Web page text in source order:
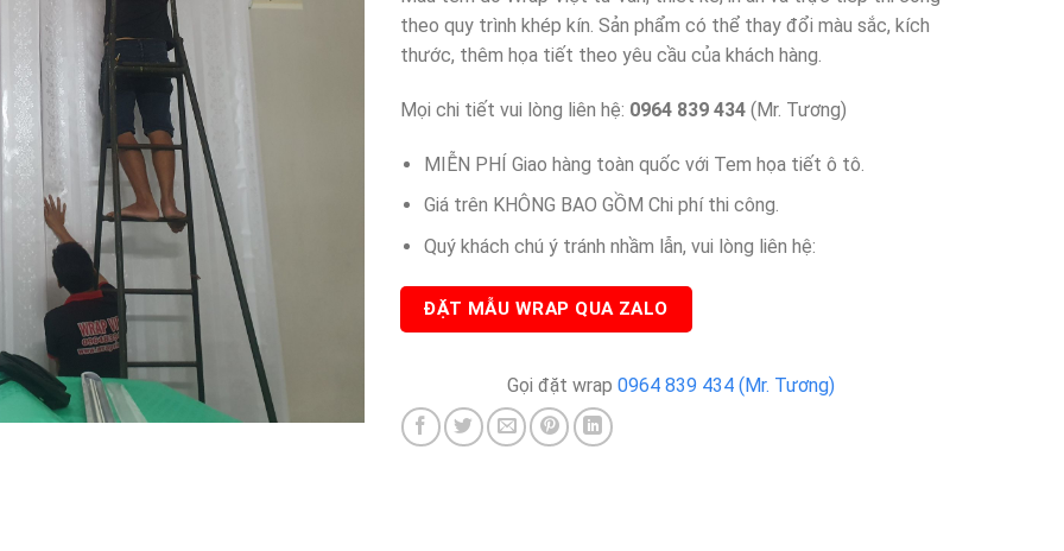
theo quy trình khép kín. Sản phẩm có thể thay đổi màu sắc, kích
thước, thêm họa tiết theo yêu cầu của khách hàng.
Mọi chi tiết vui lòng liên hệ: 0964 839 434(Mr. Tương)
MIỄN PHÍ Giao hàng toàn quốc với Tem họa tiết ô tô.
Giá trên KHÔNG BAO GỒM Chi phí thi công.
Quý khách chú ý tránh nhầm lẫn, vui lòng liên hệ:
ĐẶT MẪU WRAP QUA ZALO
Gọi đặt wrap0964 839 434 (Mr. Tương)